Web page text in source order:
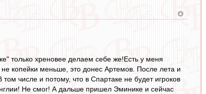
только хреновее делаем себе же!Есть у меня
копейки меньше, это донес Артемов. После лета и
числе и потому, что в Спартаке не будет игроков
Не смог! А дальше пришел Эминике и сейчас